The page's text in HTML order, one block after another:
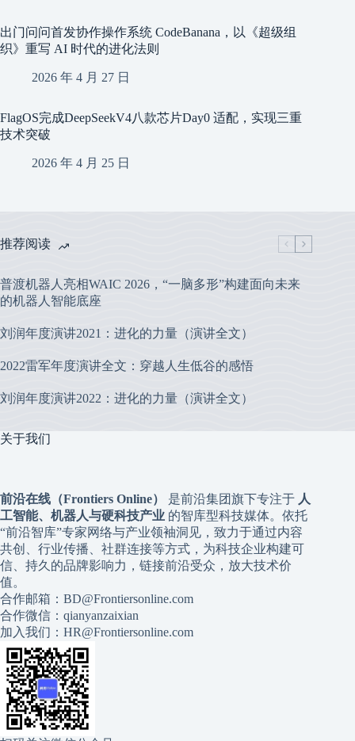
出门问问首发协作操作系统 CodeBanana，以《超级组
织》重写 AI 时代的进化法则
2026 年 4 月 27 日
FlagOS完成DeepSeekV4八款芯片Day0 适配，实现三重
技术突破
2026 年 4 月 25 日
推荐阅读
普渡机器人亮相WAIC 2026，“一脑多形”构建面向未来
的机器人智能底座
刘润年度演讲2021：进化的力量（演讲全文）
2022雷军年度演讲全文：穿越人生低谷的感悟
刘润年度演讲2022：进化的力量（演讲全文）
关于我们
前沿在线（Frontiers Online） 是前沿集团旗下专注于 人
工智能、机器人与硬科技产业 的智库型科技媒体。依托
“前沿智库”专家网络与产业领袖洞见，致力于通过内容
共创、行业传播、社群连接等方式，为科技企业构建可
信、持久的品牌影响力，链接前沿受众，放大技术价
值。
合作邮箱：BD@Frontiersonline.com
合作微信：qianyanzaixian
加入我们：HR@Frontiersonline.com